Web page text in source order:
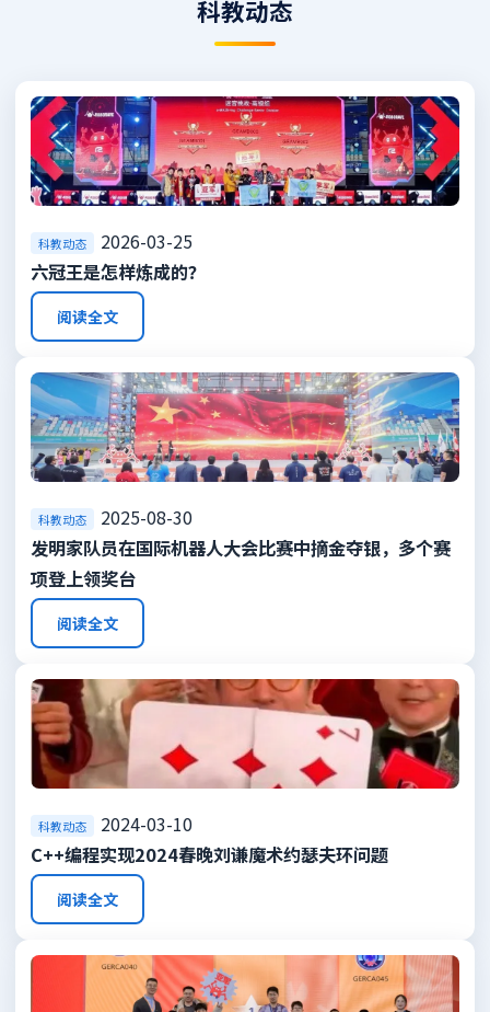
科教动态
科教动态
2026-03-25
六冠王是怎样炼成的？
阅读全文
科教动态
2025-08-30
发明家队员在国际机器人大会比赛中摘金夺银，多个赛
项登上领奖台
阅读全文
科教动态
2024-03-10
C++编程实现2024春晚刘谦魔术约瑟夫环问题
阅读全文